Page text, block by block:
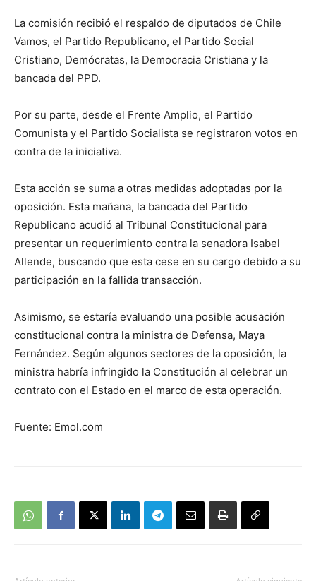
La comisión recibió el respaldo de diputados de Chile
Vamos, el Partido Republicano, el Partido Social
Cristiano, Demócratas, la Democracia Cristiana y la
bancada del PPD.
Por su parte, desde el Frente Amplio, el Partido
Comunista y el Partido Socialista se registraron votos en
contra de la iniciativa.
Esta acción se suma a otras medidas adoptadas por la
oposición. Esta mañana, la bancada del Partido
Republicano acudió al Tribunal Constitucional para
presentar un requerimiento contra la senadora Isabel
Allende, buscando que esta cese en su cargo debido a su
participación en la fallida transacción.
Asimismo, se estaría evaluando una posible acusación
constitucional contra la ministra de Defensa, Maya
Fernández. Según algunos sectores de la oposición, la
ministra habría infringido la Constitución al celebrar un
contrato con el Estado en el marco de esta operación.
Fuente: Emol.com